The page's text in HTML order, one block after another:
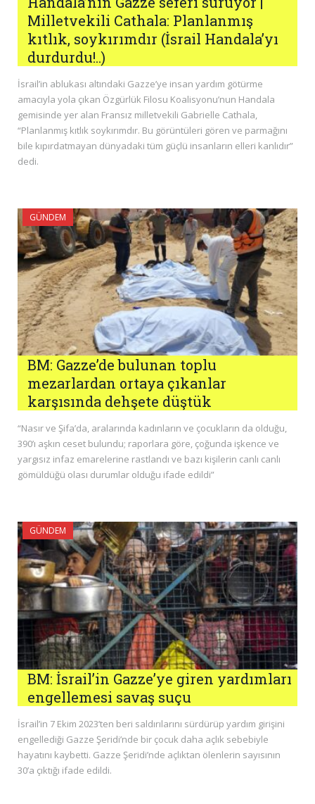
Milletvekili Cathala: Planlanmış
kıtlık, soykırımdır (İsrail Handala’yı
durdurdu!..)
İsrail’in ablukası altındaki Gazze’ye insan yardım götürme
amacıyla yola çıkan Özgürlük Filosu Koalisyonu’nun Handala
gemisinde yer alan Fransız milletvekili Gabrielle Cathala,
“Planlanmış kıtlık soykırımdır. Bu görüntüleri gören ve parmağını
bile kıpırdatmayan dünyadaki tüm güçlü insanların elleri kanlıdır”
dedi.
GÜNDEM
BM: Gazze’de bulunan toplu
mezarlardan ortaya çıkanlar
karşısında dehşete düştük
“Nasır ve Şifa’da, aralarında kadınların ve çocukların da olduğu,
390’ı aşkın ceset bulundu; raporlara göre, çoğunda işkence ve
yargısız infaz emarelerine rastlandı ve bazı kişilerin canlı canlı
gömüldüğü olası durumlar olduğu ifade edildi”
GÜNDEM
BM: İsrail’in Gazze’ye giren yardımları
engellemesi savaş suçu
İsrail’in 7 Ekim 2023’ten beri saldırılarını sürdürüp yardım girişini
engellediği Gazze Şeridi’nde bir çocuk daha açlık sebebiyle
hayatını kaybetti. Gazze Şeridi’nde açlıktan ölenlerin sayısının
30’a çıktığı ifade edildi.